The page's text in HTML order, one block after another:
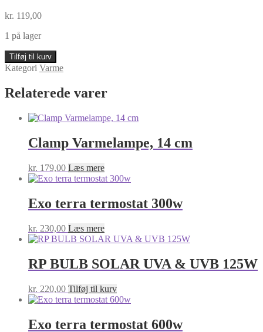
kr. 119,00
1 på lager
EXO
TERRA
VARMEMÅTTE
4W
10x12,5CM
Tilføj til kurv
Kategori Varme
Relaterede varer
Clamp Varmelampe, 14 cm
kr. 179,00 Læs mere
Exo terra termostat 300w
kr. 230,00 Læs mere
RP BULB SOLAR UVA & UVB 125W
kr. 220,00 Tilføj til kurv
Exo terra termostat 600w